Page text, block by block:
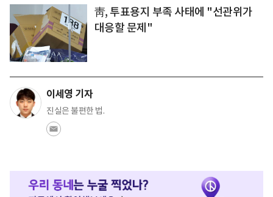
靑, 투표용지 부족 사태에 "선관위가
대응할 문제"
이세영 기자
진실은 불편한 법.